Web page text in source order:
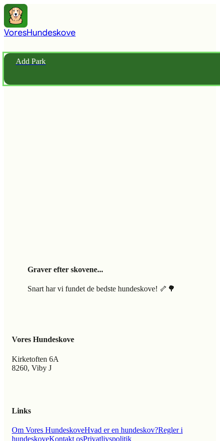
VoresHundeskove
Add Park
Graver efter skovene...
Snart har vi fundet de bedste hundeskove! 🦴🌳
Vores Hundeskove
Kirketoften 6A
8260, Viby J
Links
Om Vores HundeskoveHvad er en hundeskov?Regler i
hundeskoveKontakt osPrivatlivspolitik